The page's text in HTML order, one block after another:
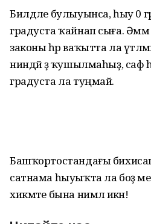
Билдәле булыуынса, һыу 0
градуста ҡайнап сыға.
законы һәр ваҡытта ла
ниндәй ҙә ҡушылмаһыҙ, саф
градуста ла туңмай.
Башҡортостандағы
сатнама һыуыҡта ла боҙ
хикмәте бына нимәлә икән!